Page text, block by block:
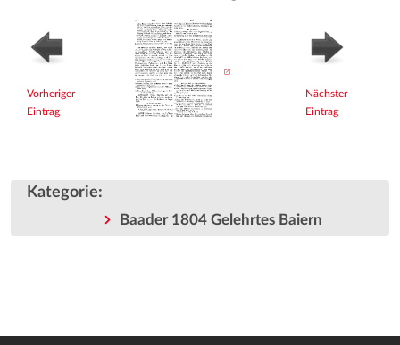
Vorheriger
Eintrag
Nächster
Eintrag
Kategorie:
Baader 1804 Gelehrtes Baiern